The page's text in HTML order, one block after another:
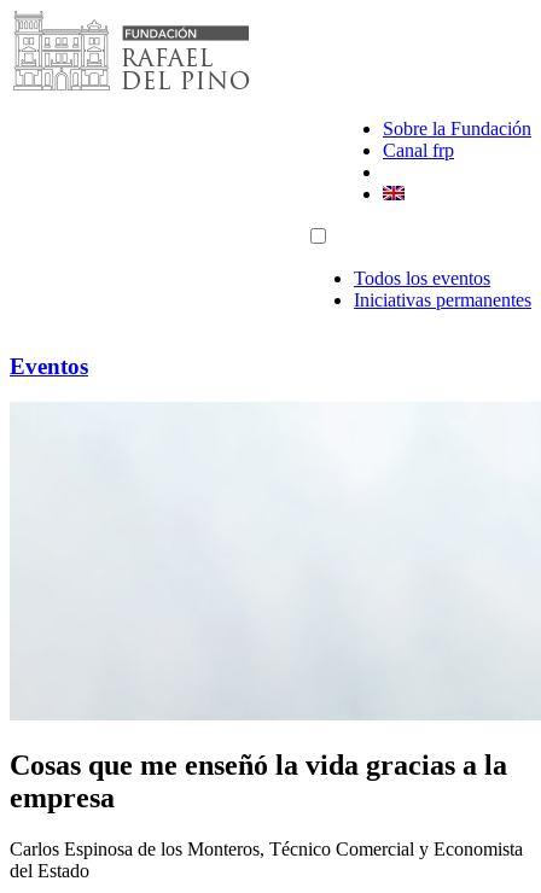
Saltar
al
contenido
Sobre la Fundación
Canal frp
Todos los eventos
Iniciativas permanentes
Eventos
Cosas que me enseñó la vida gracias a la
empresa
Carlos Espinosa de los Monteros, Técnico Comercial y Economista
del Estado